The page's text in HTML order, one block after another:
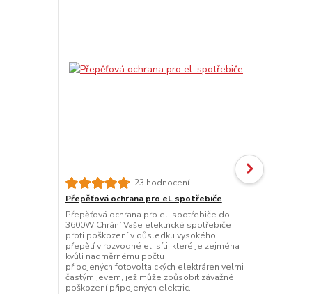
23 hodnocení
Přepěťová ochrana pro el. spotřebiče
Přepěťová ochrana pro el. spotřebiče do
3600W Chrání Vaše elektrické spotřebiče
proti poškození v důsledku vysokého
přepětí v rozvodné el. síti, které je zejména
kvůli nadměrnému počtu
připojených fotovoltaických elektráren velmi
častým jevem, jež může způsobit závažné
poškození připojených elektric...